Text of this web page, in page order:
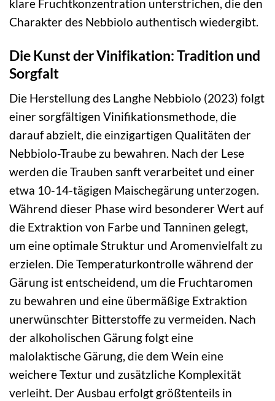
klare Fruchtkonzentration unterstrichen, die den
Charakter des Nebbiolo authentisch wiedergibt.
Die Kunst der Vinifikation: Tradition und
Sorgfalt
Die Herstellung des Langhe Nebbiolo (2023) folgt
einer sorgfältigen Vinifikationsmethode, die
darauf abzielt, die einzigartigen Qualitäten der
Nebbiolo-Traube zu bewahren. Nach der Lese
werden die Trauben sanft verarbeitet und einer
etwa 10-14-tägigen Maischegärung unterzogen.
Während dieser Phase wird besonderer Wert auf
die Extraktion von Farbe und Tanninen gelegt,
um eine optimale Struktur und Aromenvielfalt zu
erzielen. Die Temperaturkontrolle während der
Gärung ist entscheidend, um die Fruchtaromen
zu bewahren und eine übermäßige Extraktion
unerwünschter Bitterstoffe zu vermeiden. Nach
der alkoholischen Gärung folgt eine
malolaktische Gärung, die dem Wein eine
weichere Textur und zusätzliche Komplexität
verleiht. Der Ausbau erfolgt größtenteils in